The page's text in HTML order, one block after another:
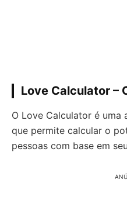
Love Calculator –
O Love Calculator é uma
que permite calcular o
pessoas com base em